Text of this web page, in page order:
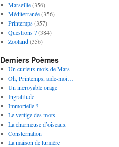
Marseille(356)
Méditerranée(356)
Printemps(357)
Questions ?(384)
Zooland(356)
Derniers Poèmes
Un curieux mois de Mars
Oh, Printemps, aide-moi…
Un incroyable orage
Ingratitude
Immortelle ?
Le vertige des mots
La charmeuse d’oiseaux
Consternation
La maison de lumière